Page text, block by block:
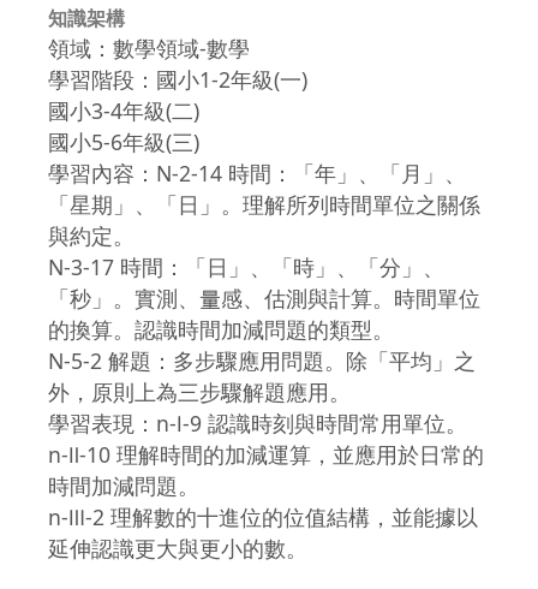
知識架構
領域：數學領域-數學
學習階段：國小1-2年級(一)
國小3-4年級(二)
國小5-6年級(三)
學習內容：N-2-14 時間：「年」、「月」、
「星期」、「日」。理解所列時間單位之關係
與約定。
N-3-17 時間：「日」、「時」、「分」、
「秒」。實測、量感、估測與計算。時間單位
的換算。認識時間加減問題的類型。
N-5-2 解題：多步驟應用問題。除「平均」之
外，原則上為三步驟解題應用。
學習表現：n-Ⅰ-9 認識時刻與時間常用單位。
n-Ⅱ-10 理解時間的加減運算，並應用於日常的
時間加減問題。
n-Ⅲ-2 理解數的十進位的位值結構，並能據以
延伸認識更大與更小的數。